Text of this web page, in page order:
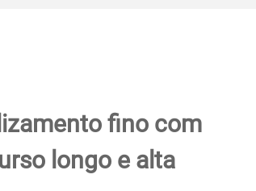
fino com
longo e alta